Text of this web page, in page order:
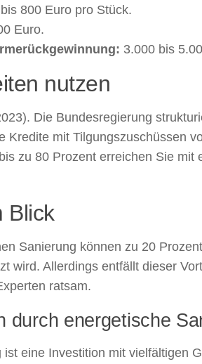
800 Euro pro Stück.
Euro.
3.000 bis
nutzen
Die Bundesregierung
Kredite mit Tilgungszuschüssen
zu 80 Prozent erreichen Sie
Blick
Sanierung können zu 20
wird. Allerdings entfällt dieser
ratsam.
durch energetische
eine Investition mit vielfältigen